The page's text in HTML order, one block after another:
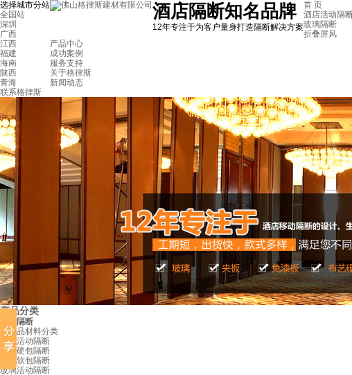
选择城市分站
全国站
深圳
广西
江西
福建
海南
陕西
青海
酒店隔断知名品牌
12年专注于为客户量身打造隔断解决方案
首 页
酒店活动隔
玻璃隔断
折叠屏风
产品中心
成功案例
服务支持
关于格律斯
新闻动态
联系格律斯
产品分类
活动隔断
按产品材料分类
板材活动隔断
布艺硬包隔断
皮革软包隔断
玻璃活动隔断